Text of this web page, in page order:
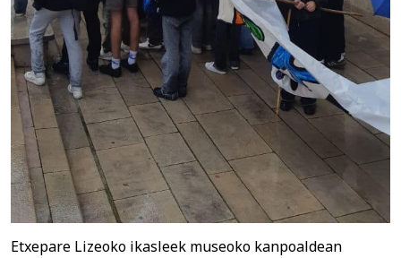
Etxepare Lizeoko ikasleek museoko kanpoaldean